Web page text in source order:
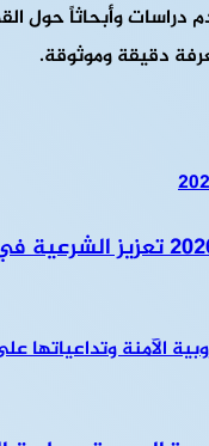
وأبحاثاً حول
دقيقة وموثوقة.